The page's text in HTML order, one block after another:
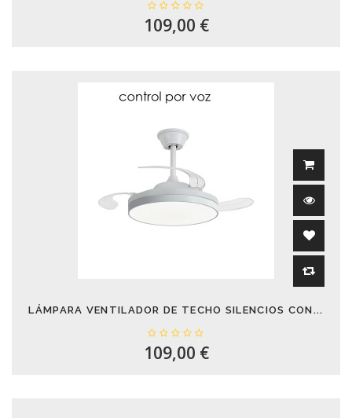
109,00 €
LÁMPARA VENTILADOR DE TECHO SILENCIOS CON...
109,00 €